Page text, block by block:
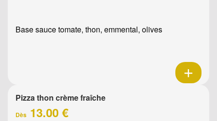
Base sauce tomate, thon, emmental, olives
Pizza thon crème fraîche
Dès 13.00 €